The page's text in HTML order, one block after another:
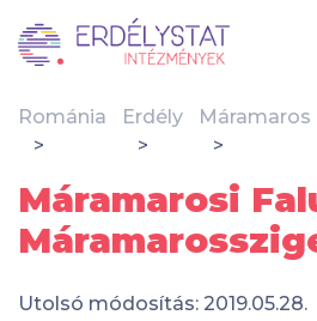
Románia Erdély Máramaros
Máramarosi
Utolsó módosítás: 2019.05.28.